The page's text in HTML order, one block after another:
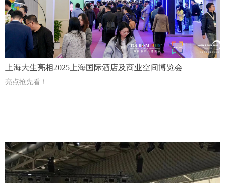
上海大生亮相2025上海国际酒店及商业空间博览会
亮点抢先看！